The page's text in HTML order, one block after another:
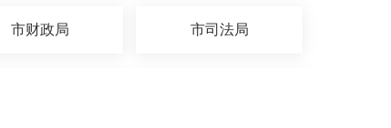
市财政局 市司法局